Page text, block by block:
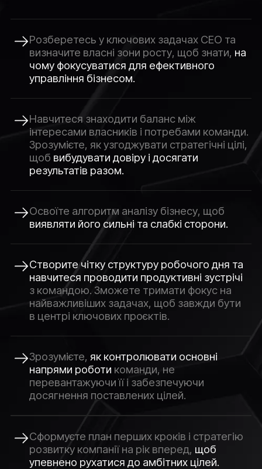
Розберетесь у ключових задачах СЕО та
визначите власні зони росту, щоб знати, на
чому фокусуватися для ефективного
управління бізнесом.
Навчитеся знаходити баланс між
інтересами власників і потребами команди.
Зрозумієте, як узгоджувати стратегічні цілі,
щоб вибудувати довіру і досягати
результатів разом.
Освоїте алгоритм аналізу бізнесу, щоб
виявляти його сильні та слабкі сторони.
Створите чітку структуру робочого дня та
навчитеся проводити продуктивні зустрічі
з командою. Зможете тримати фокус на
найважливіших задачах, щоб завжди бути
в центрі ключових проєктів.
Зрозумієте, як контролювати основні
напрями роботи команди, не
перевантажуючи її і забезпечуючи
досягнення поставлених цілей.
Сформуєте план перших кроків і стратегію
розвитку компанії на рік вперед, щоб
упевнено рухатися до амбітних цілей.